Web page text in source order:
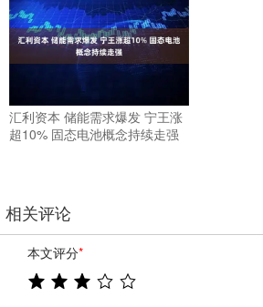
汇利资本 储能需求爆发 宁王涨
超10% 固态电池概念持续走强
相关评论
本文评分*